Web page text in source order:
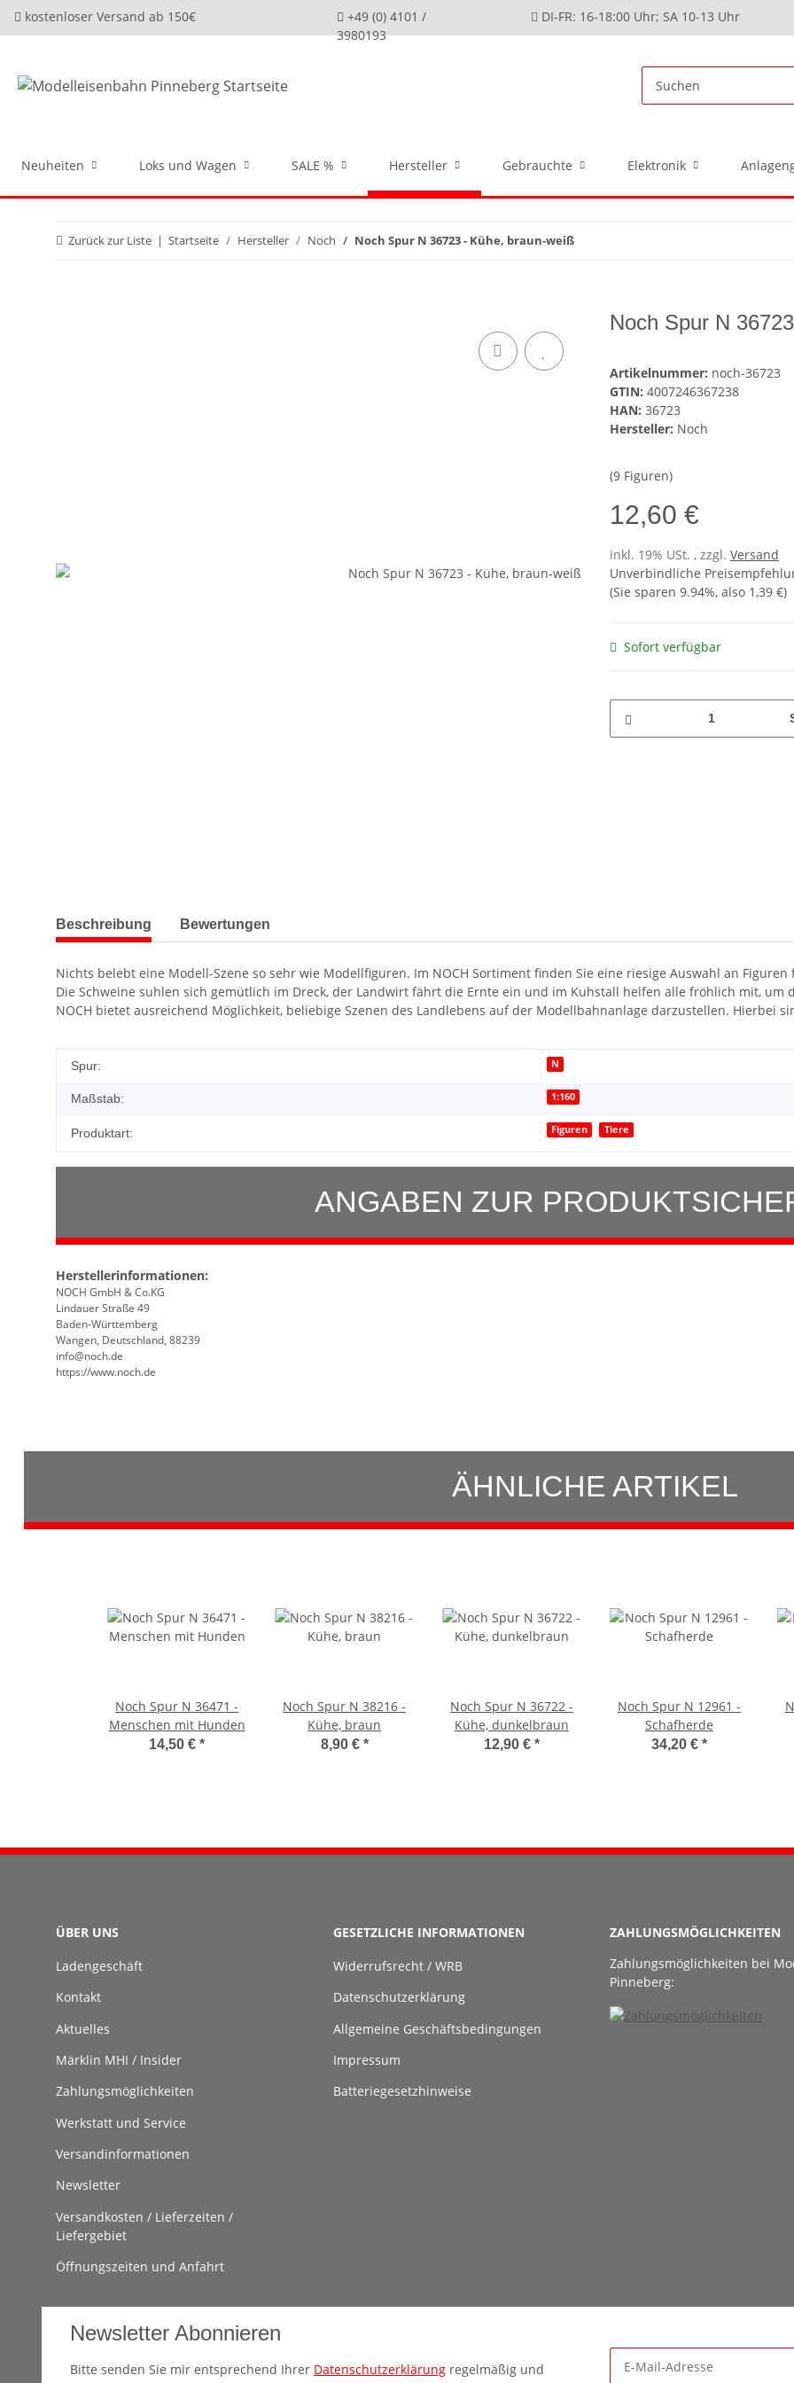
kostenloser Versand ab 150€
+49 (0) 4101 /
3980193
DI-FR: 16-18:00 Uhr; SA 10-13 Uhr
Neuheiten Loks und Wagen SALE % Hersteller Gebrauchte Elektronik
Zurück zur Liste Startseite Hersteller Noch Noch Spur N 36723 - Kühe, braun-weiß
Noch Spur N
Artikelnummer: noch-36723
GTIN: 4007246367238
HAN: 36723
Hersteller: Noch
(9 Figuren)
12,60 €
inkl. 19% USt. , zzgl. Versand
Unverbindliche
(Sie sparen 9.94%, also 1,39 €)
Sofort verfügbar
weitere Registerkarten anzeigen
Beschreibung Bewertungen
Nichts belebt eine Modell-Szene so sehr wie Modellfiguren. Im NOCH Sortiment finden Sie eine riesige Auswahl an
Die Schweine suhlen sich gemütlich im Dreck, der Landwirt fährt die Ernte ein und im Kuhstall helfen alle fröhlich mit, um
NOCH bietet ausreichend Möglichkeit, beliebige Szenen des Landlebens auf der Modellbahnanlage darzustellen. Hierbei
Produkteigenschaft
Wert
Spur: N
Maßstab: 1:160
Produktart: Figuren Tiere
ANGABEN ZUR
Herstellerinformationen:
NOCH GmbH & Co.KG
Lindauer Straße 49
Baden-Württemberg
Wangen, Deutschland, 88239
info@noch.de
https://www.noch.de
ÄHNLICHE ARTIKEL
Noch Spur N 36471 -
Menschen mit Hunden
14,50 €*
Noch Spur N 38216 -
Kühe, braun
8,90 € *
Noch Spur N 36722 -
Kühe, dunkelbraun
12,90 € *
Noch Spur N 12961 -
Schafherde
34,20 € *
ÜBER UNS
Ladengeschäft
Kontakt
Aktuelles
Märklin MHI / Insider
Zahlungsmöglichkeiten
Werkstatt und Service
Versandinformationen
Newsletter
Versandkosten / Lieferzeiten /
Liefergebiet
Öffnungszeiten und Anfahrt
GESETZLICHE INFORMATIONEN
Widerrufsrecht / WRB
Datenschutzerklärung
Allgemeine Geschäftsbedingungen
Impressum
Batteriegesetzhinweise
ZAHLUNGSMÖGLICHKEITEN
Zahlungsmöglichkeiten bei
Pinneberg:
Newsletter Abonnieren
Bitte senden Sie mir entsprechend Ihrer Datenschutzerklärung regelmäßig und